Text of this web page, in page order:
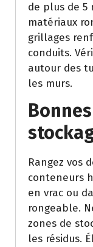
de plus de 5
matériaux
grillages
conduits.
autour des
les murs.
Rangez vos
conteneurs
en vrac ou
rongeable.
zones de
les résidus.